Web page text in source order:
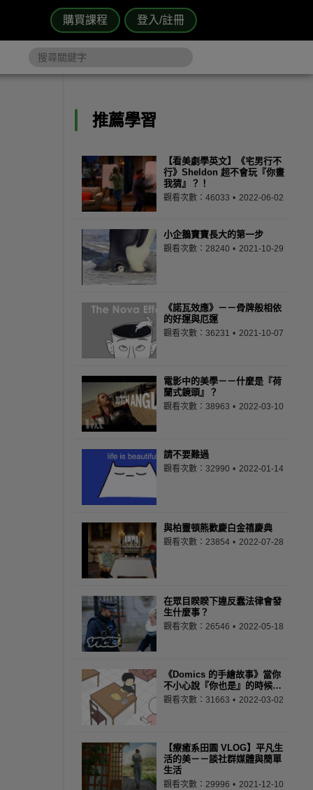
購買課程 登入/註冊
推薦學習
【看美劇學英文】《宅男行不
行》Sheldon 超不會玩『你畫
我猜』？！
觀看次數：46033 2022-06-02
小企鵝寶寶長大的第一步
觀看次數：28240 2021-10-29
《諾瓦效應》－－骨牌般相依
的好運與厄運
觀看次數：36231 2021-10-07
電影中的美學－－什麼是『荷
蘭式鏡頭』？
觀看次數：38963 2022-03-10
請不要難過
觀看次數：32990 2022-01-14
與柏靈頓熊歡慶白金禧慶典
觀看次數：23854 2022-07-28
在眾目睽睽下違反蠢法律會發
生什麼事？
觀看次數：26546 2022-05-18
《Domics 的手繪故事》當你
不小心說『你也是』的時候…
觀看次數：31663 2022-03-02
【療癒系田園 VLOG】平凡生
活的美－－談社群媒體與簡單
生活
觀看次數：29996 2021-12-10